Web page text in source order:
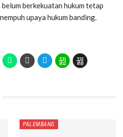
berkekuatan hukum tetap
upaya hukum banding.
PALEMBANG